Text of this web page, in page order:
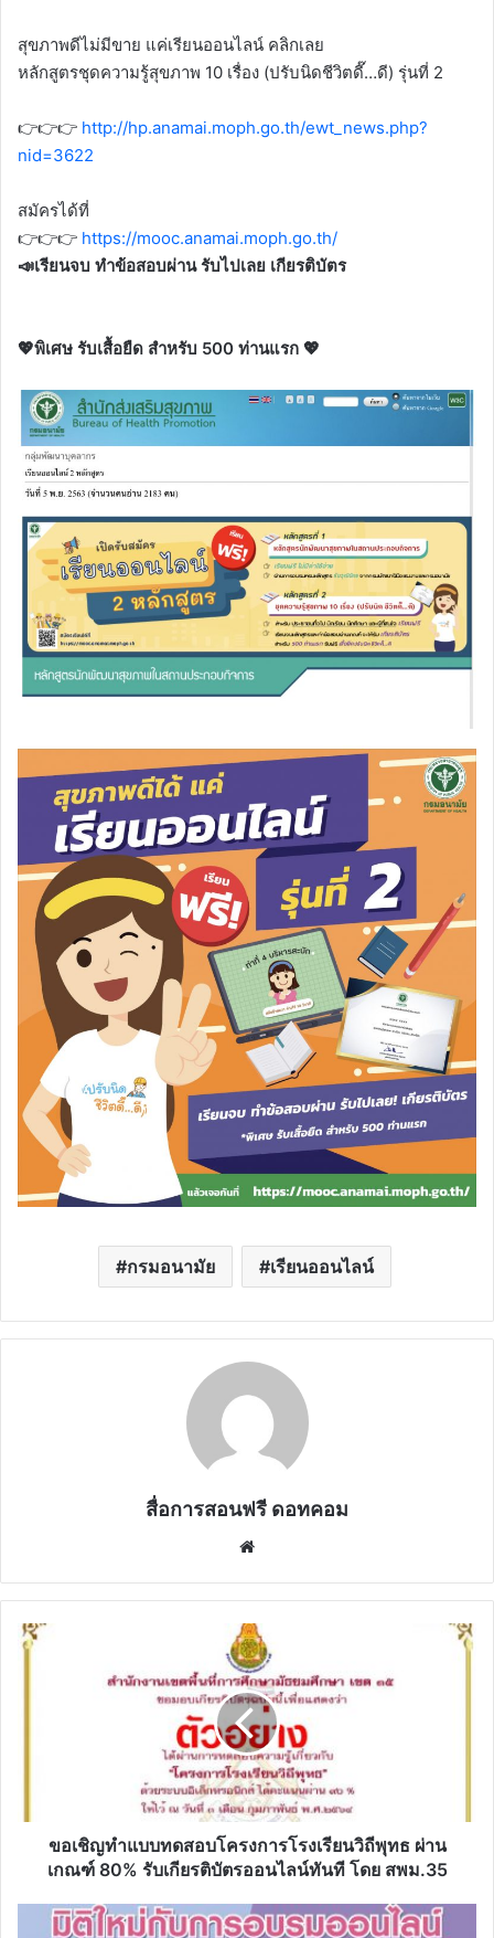
สุขภาพดีไม่มีขาย แค่เรียนออนไลน์ คลิกเลย
หลักสูตรชุดความรู้สุขภาพ 10 เรื่อง (ปรับนิดชีวิตดี๊…ดี) รุ่นที่ 2
👉👉👉 http://hp.anamai.moph.go.th/ewt_news.php?
nid=3622
สมัครได้ที่
👉👉👉 https://mooc.anamai.moph.go.th/
📣เรียนจบ ทำข้อสอบผ่าน รับไปเลย เกียรติบัตร
💖พิเศษ รับเสื้อยืด สำหรับ 500 ท่านแรก 💖
กรมอนามัย เรียนออนไลน์
สื่อการสอนฟรี ดอทคอม
ขอ
พุทธ
เกณฑ์
ขอเชิญทำแบบทดสอบโครงการโรงเรียนวิถีพุทธ ผ่าน
เกณฑ์ 80% รับเกียรติบัตรออนไลน์ทันที โดย สพม.35